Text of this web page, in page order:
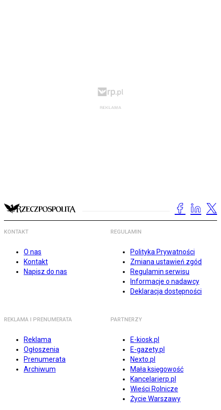
KONTAKT
O nas
Kontakt
Napisz do nas
REGULAMIN
Polityka Prywatności
Zmiana ustawień zgód
Regulamin serwisu
Informacje o nadawcy
Deklaracja dostępności
REKLAMA I PRENUMERATA
Reklama
Ogłoszenia
Prenumerata
Archiwum
PARTNERZY
E-kiosk.pl
E-gazety.pl
Nexto.pl
Mała księgowość
Kancelarierp.pl
Wieści Rolnicze
Życie Warszawy